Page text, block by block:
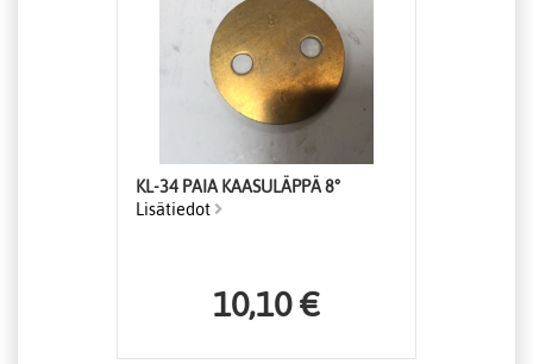
KL-34 PAIA KAASULÄPPÄ 8°
Lisätiedot
10,10 €